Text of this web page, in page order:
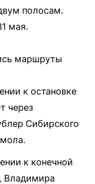
полосам.
мая.
маршруты
к остановке
через
Сибирского
к конечной